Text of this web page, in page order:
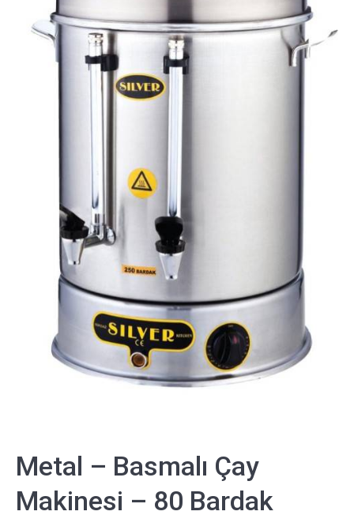
Metal – Basmalı Çay
Makinesi – 80 Bardak